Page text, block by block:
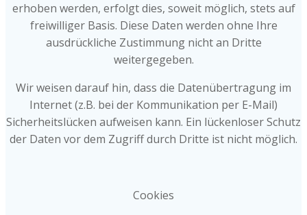
erhoben werden, erfolgt dies, soweit möglich, stets auf
freiwilliger Basis. Diese Daten werden ohne Ihre
ausdrückliche Zustimmung nicht an Dritte
weitergegeben.
Wir weisen darauf hin, dass die Datenübertragung im
Internet (z.B. bei der Kommunikation per E-Mail)
Sicherheitslücken aufweisen kann. Ein lückenloser Schutz
der Daten vor dem Zugriff durch Dritte ist nicht möglich.
Cookies